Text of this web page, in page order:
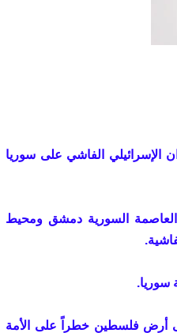
الإسرائيلي الفاشي على سوريا
العاصمة السورية دمشق ومحيط
سوريا.
أرض فلسطين خطراً على الأمة